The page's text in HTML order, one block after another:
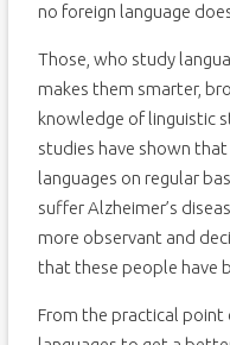
no foreign language
Those, who study
makes them smarter,
knowledge of linguistic
studies have shown
languages on regular
suffer Alzheimer’s
more observant and
that these people have
From the practical point